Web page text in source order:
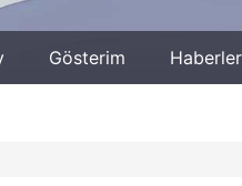
Gösterim Haberler